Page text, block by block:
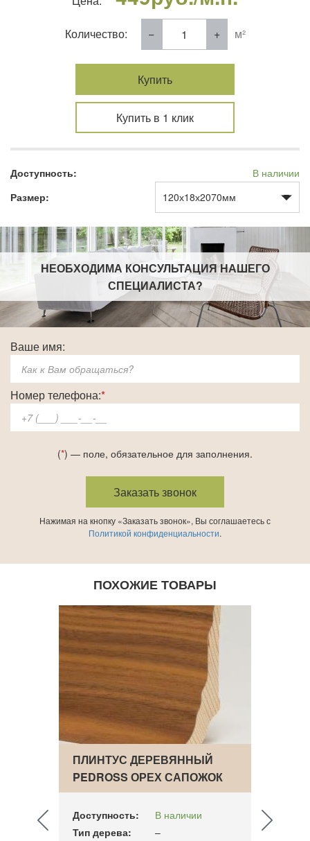
Количество: м²
Купить
Купить в 1 клик
Доступность:
В наличии
Размер:
НЕОБХОДИМА КОНСУЛЬТАЦИЯ НАШЕГО
СПЕЦИАЛИСТА?
Ваше имя:
Номер телефона:*
(*) — поле, обязательное для заполнения.
Нажимая на кнопку «Заказать звонок», Вы соглашаетесь с
Политикой конфиденциальности.
ПОХОЖИЕ ТОВАРЫ
ПЛИНТУС ДЕРЕВЯННЫЙ
PEDROSS ОРЕХ САПОЖОК
25…
Доступность:
В наличии
Тип дерева:
–